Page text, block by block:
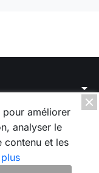
arrow_drop_down
arrow_drop_down
pour améliorer
analyser le
contenu et les